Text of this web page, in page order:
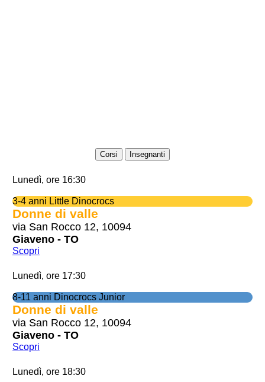
Corsi Insegnanti
Lunedì, ore 16:30
3-4 anni Little Dinocrocs
Donne di valle
via San Rocco 12, 10094
Giaveno - TO
Scopri
Lunedì, ore 17:30
8-11 anni Dinocrocs Junior
Donne di valle
via San Rocco 12, 10094
Giaveno - TO
Scopri
Lunedì, ore 18:30